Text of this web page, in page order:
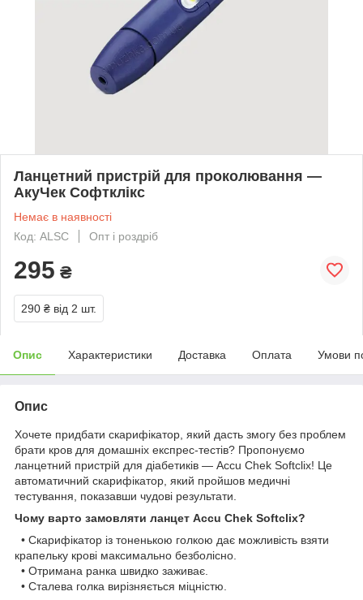
Ланцетний пристрій для проколювання —
АкуЧек Софтклікс
Немає в наявності
Код: ALSC
Опт і роздріб
295 ₴
290 ₴ від 2 шт.
Опис Характеристики Доставка Оплата Умови
Опис
Хочете придбати скарифікатор, який дасть змогу без проблем
брати кров для домашніх експрес-тестів? Пропонуємо
ланцетний пристрій для діабетиків — Accu Chek Softclix! Це
автоматичний скарифікатор, який пройшов медичні
тестування, показавши чудові результати.
Чому варто замовляти ланцет Accu Chek Softclix?
• Скарифікатор із тоненькою голкою дає можливість взяти
крапельку крові максимально безболісно.
• Отримана ранка швидко заживає.
• Сталева голка вирізняється міцністю.